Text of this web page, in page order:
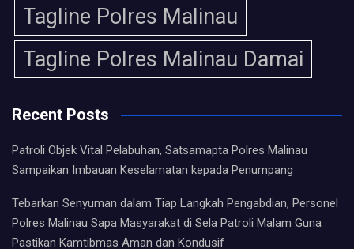
Tagline Polres Malinau
Tagline Polres Malinau Damai
Recent Posts
Patroli Objek Vital Pelabuhan, Satsamapta Polres Malinau
Sampaikan Imbauan Keselamatan kepada Penumpang
Tebarkan Senyuman dalam Tiap Langkah Pengabdian, Personel
Polres Malinau Sapa Masyarakat di Sela Patroli Malam Guna
Pastikan Kamtibmas Aman dan Kondusif